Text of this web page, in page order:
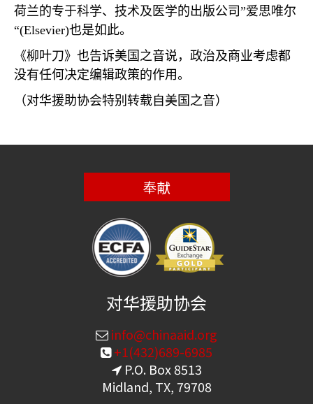
荷兰的专于科学、技术及医学的出版公司”爱思唯尔
“(Elsevier)也是如此。
《柳叶刀》也告诉美国之音说，政治及商业考虑都
没有任何决定编辑政策的作用。
（对华援助协会特别转载自美国之音）
奉献
对华援助协会
info@chinaaid.org
+1(432)689-6985
P.O. Box 8513
Midland, TX, 79708